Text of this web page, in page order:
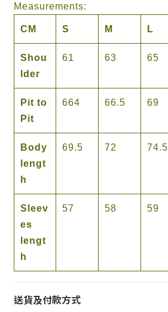
Measurements:
CM S M L
Shou
lder
61 63 65
Pit to
Pit
664 66.5 69
Body
lengt
h
69.5 72 74.5
Sleev
es
lengt
h
57 58 59
送貨及付款方式